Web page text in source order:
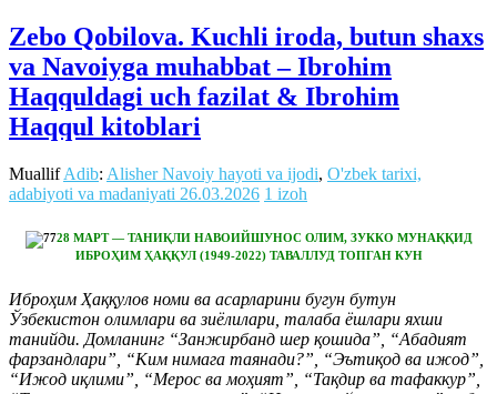
Zebo Qobilova. Kuchli iroda, butun shaxs
va Navoiyga muhabbat – Ibrohim
Haqquldagi uch fazilat & Ibrohim
Haqqul kitoblari
MuallifAdib: Alisher Navoiy hayoti va ijodi, O'zbek tarixi,
adabiyoti va madaniyati 26.03.2026 1 izoh
28 МАРТ — ТАНИҚЛИ НАВОИЙШУНОС ОЛИМ, ЗУККО МУНАҚҚИД
ИБРОҲИМ ҲАҚҚУЛ (1949-2022) ТАВАЛЛУД ТОПГАН КУН
Иброҳим Ҳаққулов номи ва асарларини бугун бутун
Ўзбекистон олимлари ва зиёлилари, талаба ёшлари яхши
танийди. Домланинг “Занжирбанд шер қошида”, “Абадият
фарзандлари”, “Ким нимага таянади?”, “Эътиқод ва ижод”,
“Ижод иқлими”, “Мерос ва моҳият”, “Тақдир ва тафаккур”,